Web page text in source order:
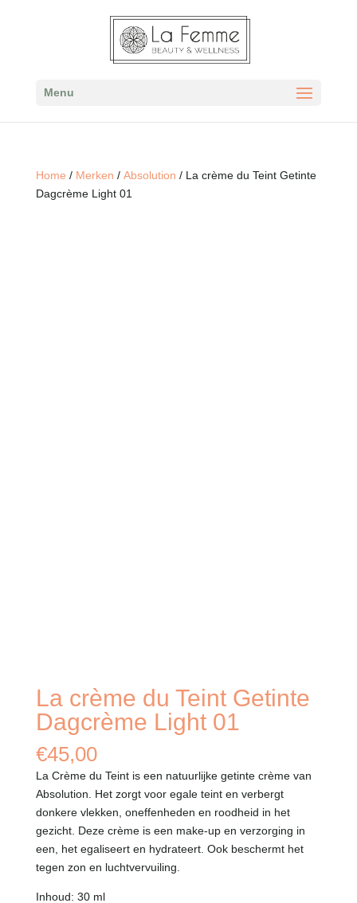
Menu
Home / Merken / Absolution / La crème du Teint Getinte
Dagcrème Light 01
La crème du Teint Getinte
Dagcrème Light 01
€45,00
La Crème du Teint is een natuurlijke getinte crème van
Absolution. Het zorgt voor egale teint en verbergt
donkere vlekken, oneffenheden en roodheid in het
gezicht. Deze crème is een make-up en verzorging in
een, het egaliseert en hydrateert. Ook beschermt het
tegen zon en luchtvervuiling.
Inhoud: 30 ml